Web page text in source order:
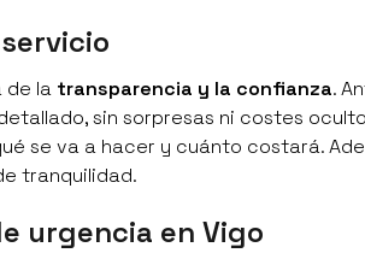
de la transparencia y la confianza.
sin sorpresas ni costes
se va a hacer y cuánto costará.
tranquilidad.
urgencia en Vigo